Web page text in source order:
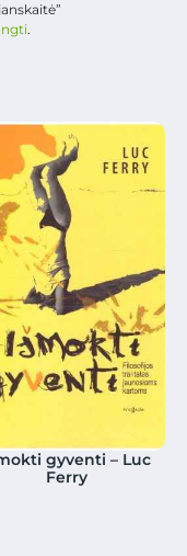
.
gyventi – Luc
Ferry